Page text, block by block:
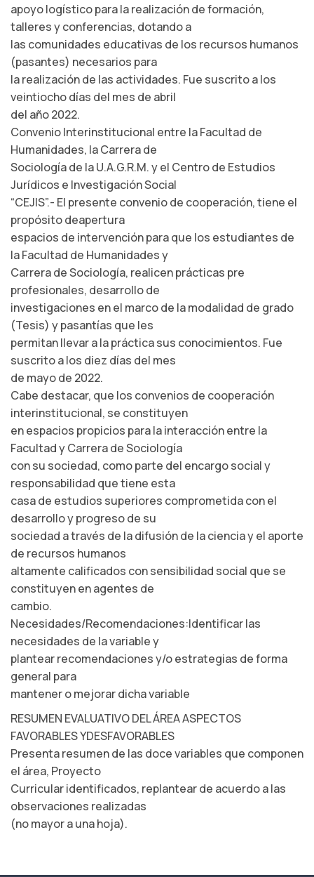
apoyo logístico para la realización de formación,
talleres y conferencias, dotando a
las comunidades educativas de los recursos humanos
(pasantes) necesarios para
la realización de las actividades. Fue suscrito a los
veintiocho días del mes de abril
del año 2022.
Convenio Interinstitucional entre la Facultad de
Humanidades, la Carrera de
Sociología de la U.A.G.R.M. y el Centro de Estudios
Jurídicos e Investigación Social
“CEJIS”.- El presente convenio de cooperación, tiene el
propósito deapertura
espacios de intervención para que los estudiantes de
la Facultad de Humanidades y
Carrera de Sociología, realicen prácticas pre
profesionales, desarrollo de
investigaciones en el marco de la modalidad de grado
(Tesis) y pasantías que les
permitan llevar a la práctica sus conocimientos. Fue
suscrito a los diez días del mes
de mayo de 2022.
Cabe destacar, que los convenios de cooperación
interinstitucional, se constituyen
en espacios propicios para la interacción entre la
Facultad y Carrera de Sociología
con su sociedad, como parte del encargo social y
responsabilidad que tiene esta
casa de estudios superiores comprometida con el
desarrollo y progreso de su
sociedad a través de la difusión de la ciencia y el aporte
de recursos humanos
altamente calificados con sensibilidad social que se
constituyen en agentes de
cambio.
Necesidades/Recomendaciones:Identificar las
necesidades de la variable y
plantear recomendaciones y/o estrategias de forma
general para
mantener o mejorar dicha variable
RESUMEN EVALUATIVO DEL ÁREA ASPECTOS
FAVORABLES YDESFAVORABLES
Presenta resumen de las doce variables que componen
el área, Proyecto
Curricular identificados, replantear de acuerdo a las
observaciones realizadas
(no mayor a una hoja).